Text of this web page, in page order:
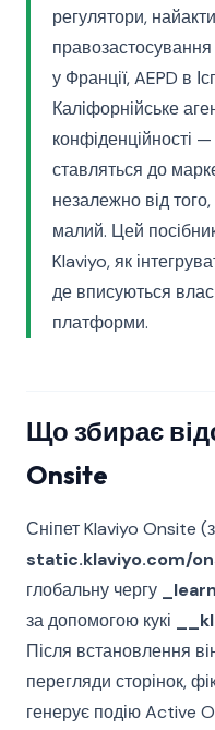
регулятори,
у Франції, AEPD в
Каліфорнійське
конфіденційності
ставляться до
незалежно від
малий. Цей
Klaviyo, як
де вписуються
платформи.
Що збирає
Onsite
Сніпет Klaviyo Onsite
static.klaviyo.com/
глобальну чергу
за допомогою кукі
Після встановлення
перегляди сторінок,
генерує подію Active